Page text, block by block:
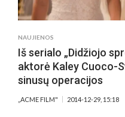
NAUJIENOS
Iš serialo „Didžiojo
aktorė Kaley Cuoco-
sinusų operacijos
„ACME FILM" 2014-12-29, 15:18